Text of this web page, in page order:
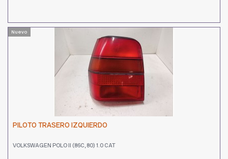
Nuevo
PILOTO TRASERO IZQUIERDO
VOLKSWAGEN POLO II (86C, 80) 1.0 CAT